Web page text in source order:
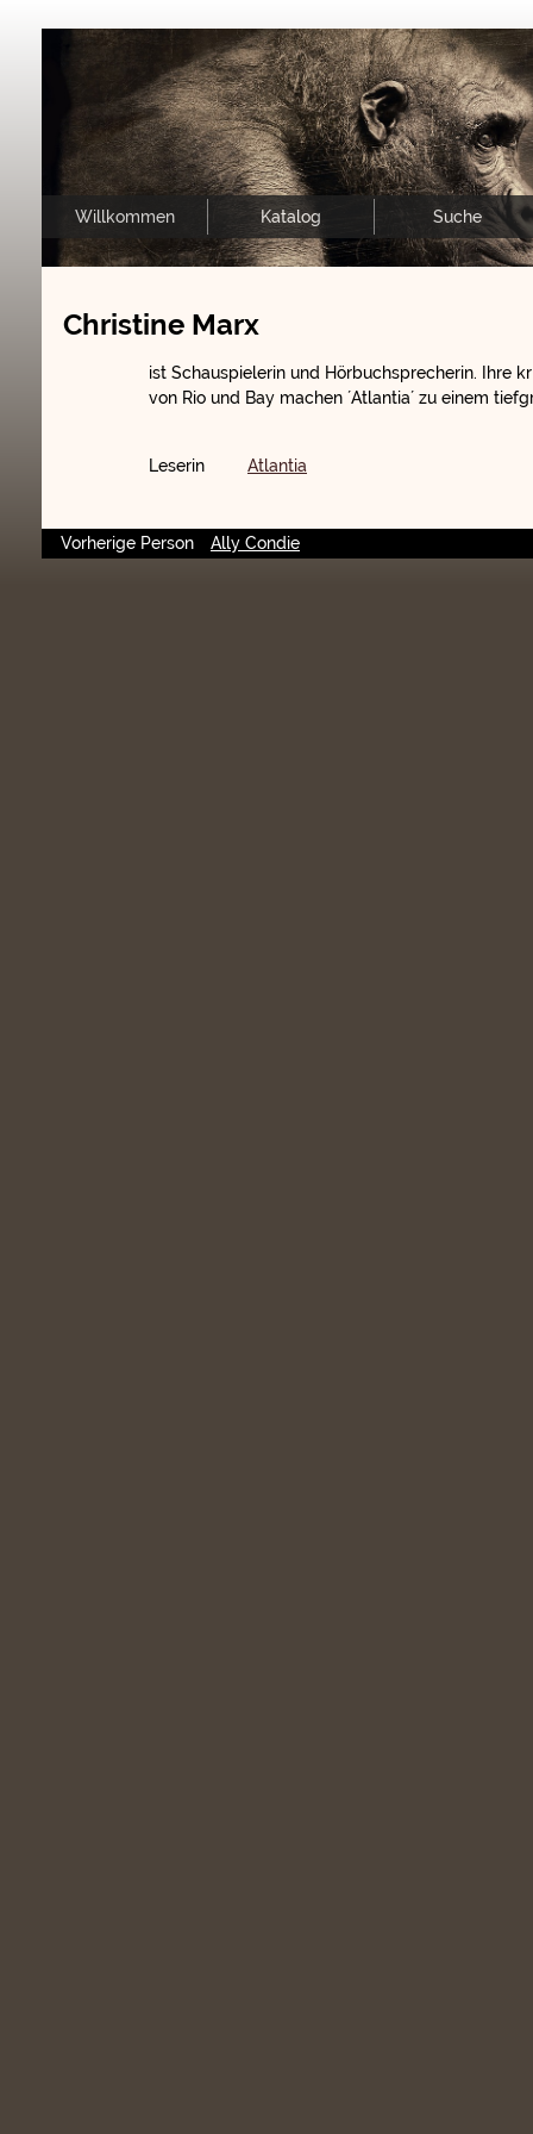
Willkommen Katalog Suche
Christine Marx
ist Schauspielerin und Hörbuchsprecherin. Ihre
von Rio und Bay machen ´Atlantia´ zu einem
Leserin Atlantia
Vorherige Person Ally Condie